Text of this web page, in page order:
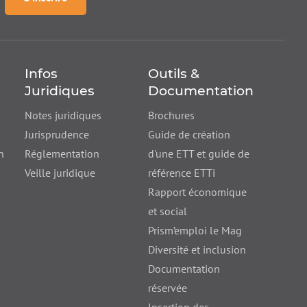
Infos
Juridiques
Notes juridiques
Jurisprudence
Réglementation
Veille juridique
Outils &
Documentation
Brochures
Guide de création
d'une ETT et guide de
référence ETTi
Rapport économique
et social
Prism’emploi le Mag
Diversité et inclusion
Documentation
réservée